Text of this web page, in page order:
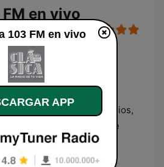
en vivo
antes grupo noroeste medios,
de Junín, provincia de
1987 ha desarrollado
a diferentes
103 FM en vivo
APP